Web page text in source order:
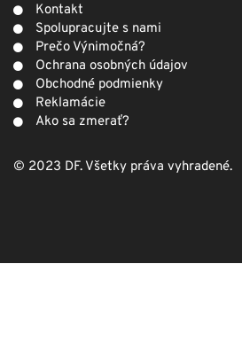
Kontakt
Spolupracujte s nami
Prečo Výnimočná?
Ochrana osobných údajov
Obchodné podmienky
Reklamácie
Ako sa zmerať?
© 2023 DF. Všetky práva vyhradené.